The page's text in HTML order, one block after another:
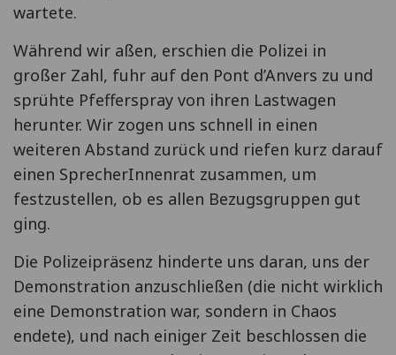
wartete.
Während wir aßen, erschien die Polizei in
großer Zahl, fuhr auf den Pont d’Anvers zu und
sprühte Pfefferspray von ihren Lastwagen
herunter. Wir zogen uns schnell in einen
weiteren Abstand zurück und riefen kurz darauf
einen SprecherInnenrat zusammen, um
festzustellen, ob es allen Bezugsgruppen gut
ging.
Die Polizeipräsenz hinderte uns daran, uns der
Demonstration anzuschließen (die nicht wirklich
eine Demonstration war, sondern in Chaos
endete), und nach einiger Zeit beschlossen die